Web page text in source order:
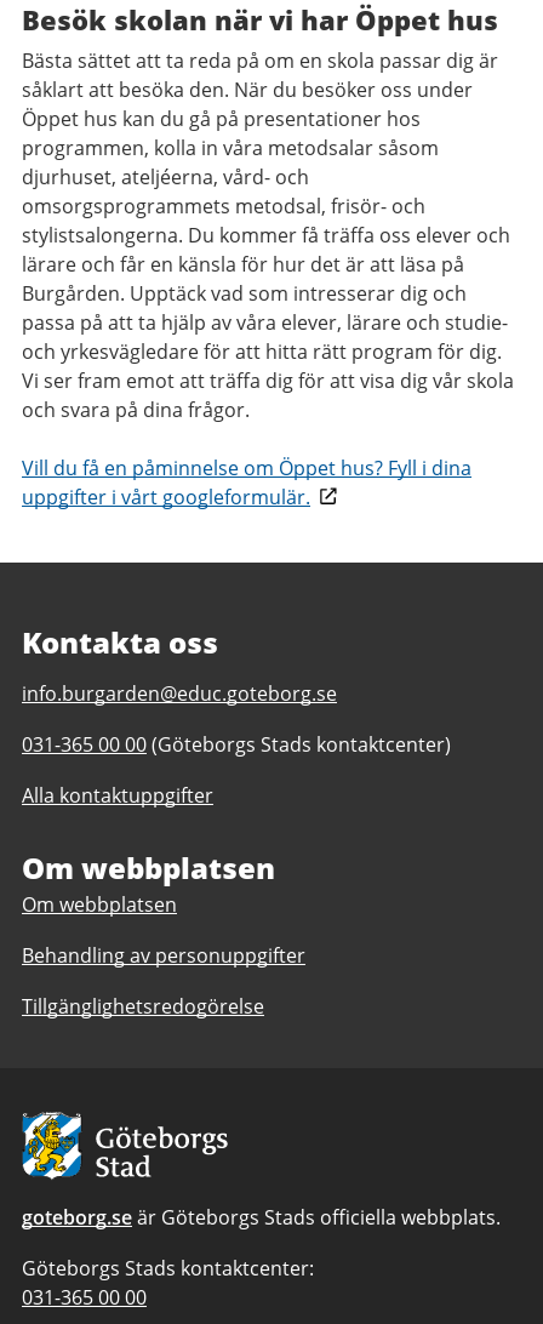
Besök skolan när vi har Öppet hus
Bästa sättet att ta reda på om en skola passar dig är
såklart att besöka den. När du besöker oss under
Öppet hus kan du gå på presentationer hos
programmen, kolla in våra metodsalar såsom
djurhuset, ateljéerna, vård- och
omsorgsprogrammets metodsal, frisör- och
stylistsalongerna. Du kommer få träffa oss elever och
lärare och får en känsla för hur det är att läsa på
Burgården. Upptäck vad som intresserar dig och
passa på att ta hjälp av våra elever, lärare och studie-
och yrkesvägledare för att hitta rätt program för dig.
Vi ser fram emot att träffa dig för att visa dig vår skola
och svara på dina frågor.
Vill du få en påminnelse om Öppet hus? Fyll i dina
uppgifter i vårt googleformulär.
Kontakta oss
E-
till
Burgårdens
gymnasium
info.burgarden@educ.goteborg.se
Telefonnummer
Burgårdens
031-365 00 00(Göteborgs Stads kontaktcenter)
Alla kontaktuppgifter
Om webbplatsen
Om webbplatsen
Behandling av personuppgifter
Tillgänglighetsredogörelse
Avsändare:
Göteborgs
Stad
goteborg.seär Göteborgs Stads officiella webbplats.
Göteborgs Stads kontaktcenter:
Telefonnummer
031-365 00 00